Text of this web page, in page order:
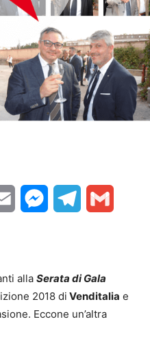
Email MessengerTelegram
alla Serata di Gala
2018 di Venditalia e
Eccone un’altra